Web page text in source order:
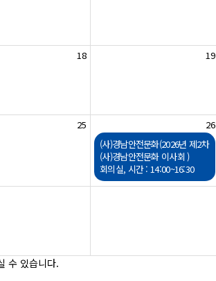
18 19
25
26
(사)경남안전문화(2026년 제2차
(사)경남안전문화 이사회 )
회의실, 시간 : 14:00~16:30
수 있습니다.